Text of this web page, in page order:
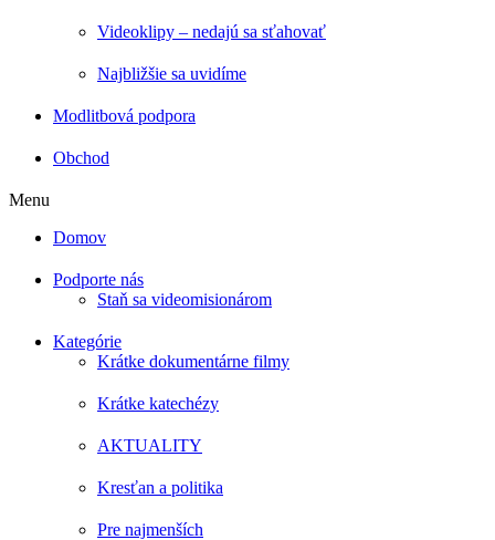
Videoklipy – nedajú sa sťahovať
Najbližšie sa uvidíme
Modlitbová podpora
Obchod
Menu
Domov
Podporte nás
Staň sa videomisionárom
Kategórie
Krátke dokumentárne filmy
Krátke katechézy
AKTUALITY
Kresťan a politika
Pre najmenších